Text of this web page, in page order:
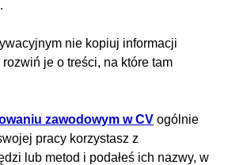
nie kopiuj informacji
je o treści, na które tam
zawodowym w CV ogólnie
pracy korzystasz z
lub metod i podałeś ich nazwy, w